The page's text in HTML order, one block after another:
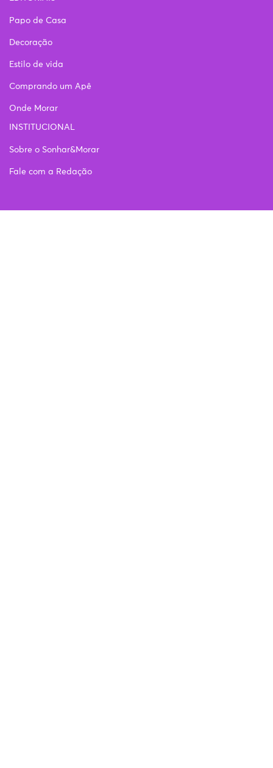
Papo de Casa
Decoração
Estilo de vida
Comprando um Apê
Onde Morar
INSTITUCIONAL
Sobre o Sonhar&Morar
Fale com a Redação